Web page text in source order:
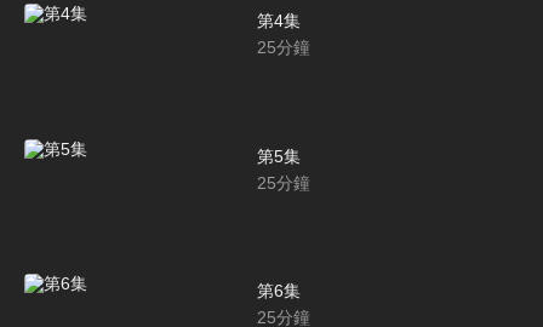
第4集
25分鐘
第5集
25分鐘
第6集
25分鐘